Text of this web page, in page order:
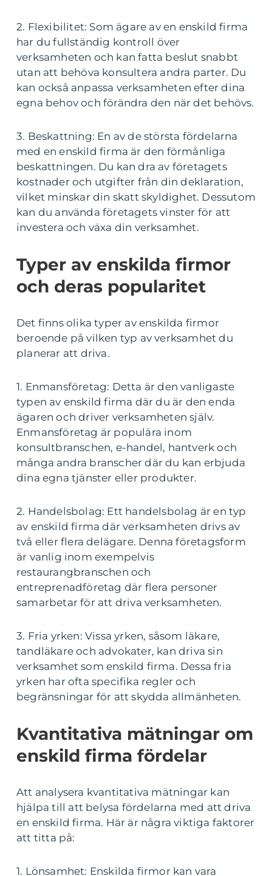
2. Flexibilitet: Som ägare av en enskild firma
har du fullständig kontroll över
verksamheten och kan fatta beslut snabbt
utan att behöva konsultera andra parter. Du
kan också anpassa verksamheten efter dina
egna behov och förändra den när det behövs.
3. Beskattning: En av de största fördelarna
med en enskild firma är den förmånliga
beskattningen. Du kan dra av företagets
kostnader och utgifter från din deklaration,
vilket minskar din skatt skyldighet. Dessutom
kan du använda företagets vinster för att
investera och växa din verksamhet.
Typer av enskilda firmor
och deras popularitet
Det finns olika typer av enskilda firmor
beroende på vilken typ av verksamhet du
planerar att driva.
1. Enmansföretag: Detta är den vanligaste
typen av enskild firma där du är den enda
ägaren och driver verksamheten själv.
Enmansföretag är populära inom
konsultbranschen, e-handel, hantverk och
många andra branscher där du kan erbjuda
dina egna tjänster eller produkter.
2. Handelsbolag: Ett handelsbolag är en typ
av enskild firma där verksamheten drivs av
två eller flera delägare. Denna företagsform
är vanlig inom exempelvis
restaurangbranschen och
entreprenadföretag där flera personer
samarbetar för att driva verksamheten.
3. Fria yrken: Vissa yrken, såsom läkare,
tandläkare och advokater, kan driva sin
verksamhet som enskild firma. Dessa fria
yrken har ofta specifika regler och
begränsningar för att skydda allmänheten.
Kvantitativa mätningar om
enskild firma fördelar
Att analysera kvantitativa mätningar kan
hjälpa till att belysa fördelarna med att driva
en enskild firma. Här är några viktiga faktorer
att titta på:
1. Lönsamhet: Enskilda firmor kan vara